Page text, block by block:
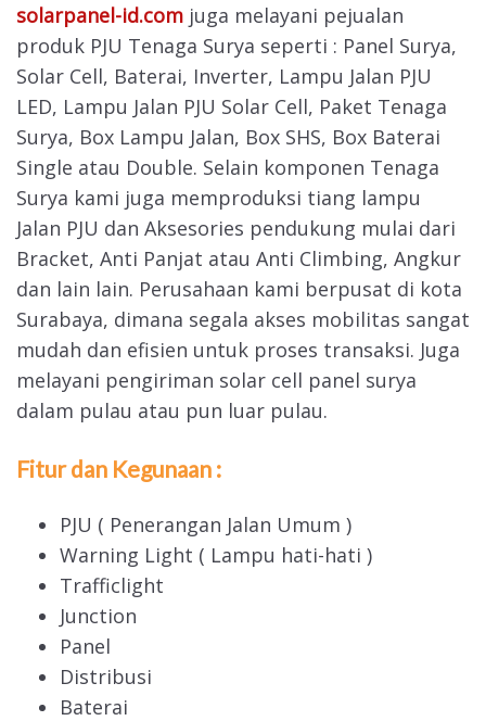
solarpanel-id.com juga melayani pejualan
produk PJU Tenaga Surya seperti : Panel Surya,
Solar Cell, Baterai, Inverter, Lampu Jalan PJU
LED, Lampu Jalan PJU Solar Cell, Paket Tenaga
Surya, Box Lampu Jalan, Box SHS, Box Baterai
Single atau Double. Selain komponen Tenaga
Surya kami juga memproduksi tiang lampu
Jalan PJU dan Aksesories pendukung mulai dari
Bracket, Anti Panjat atau Anti Climbing, Angkur
dan lain lain. Perusahaan kami berpusat di kota
Surabaya, dimana segala akses mobilitas sangat
mudah dan efisien untuk proses transaksi. Juga
melayani pengiriman solar cell panel surya
dalam pulau atau pun luar pulau.
Fitur dan Kegunaan :
PJU ( Penerangan Jalan Umum )
Warning Light ( Lampu hati-hati )
Trafficlight
Junction
Panel
Distribusi
Baterai